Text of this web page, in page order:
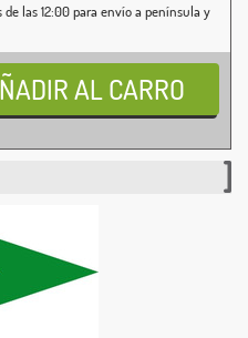
las 12:00 para envío a península y